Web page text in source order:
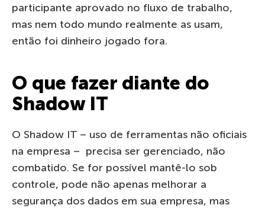
participante aprovado no fluxo de trabalho,
mas nem todo mundo realmente as usam,
então foi dinheiro jogado fora.
O que fazer diante do
Shadow IT
O Shadow IT – uso de ferramentas não oficiais
na empresa – precisa ser gerenciado, não
combatido. Se for possível mantê-lo sob
controle, pode não apenas melhorar a
segurança dos dados em sua empresa, mas